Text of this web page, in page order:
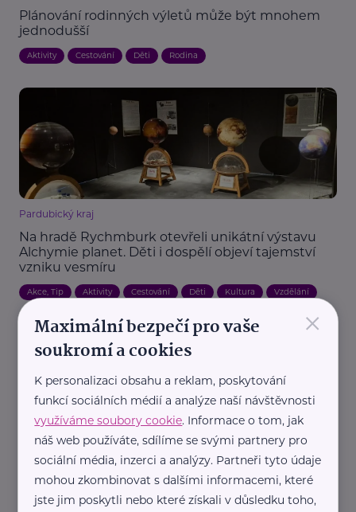
Plánování rodinných výletů může být mnohem
jednodušší
Aktivity Cestování Děti Rodina
Pardubický kraj
Na hradě Rychmburk otevřeli unikátní výstavu
Alchymie planet. Děti i dospělí objeví tajemství
vzniku vesmíru
Akce, Tip Aktivity Cestování Děti Kultura Vzdělání
Zábava
Redakce eMaminy.cz
Prázdniny plné zážitků. Inspirace na výlety, historii
×
Maximální bezpečí pro vaše
soukromí a cookies
K personalizaci obsahu a reklam, poskytování
funkcí sociálních médií a analýze naší návštěvnosti
využíváme soubory cookie. Informace o tom, jak
náš web používáte, sdílíme se svými partnery pro
sociální média, inzerci a analýzy. Partneři tyto údaje
mohou zkombinovat s dalšími informacemi, které
jste jim poskytli nebo které získali v důsledku toho,